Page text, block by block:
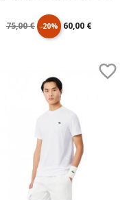
Prix
75,00 € -20% Prix
60,00 €
